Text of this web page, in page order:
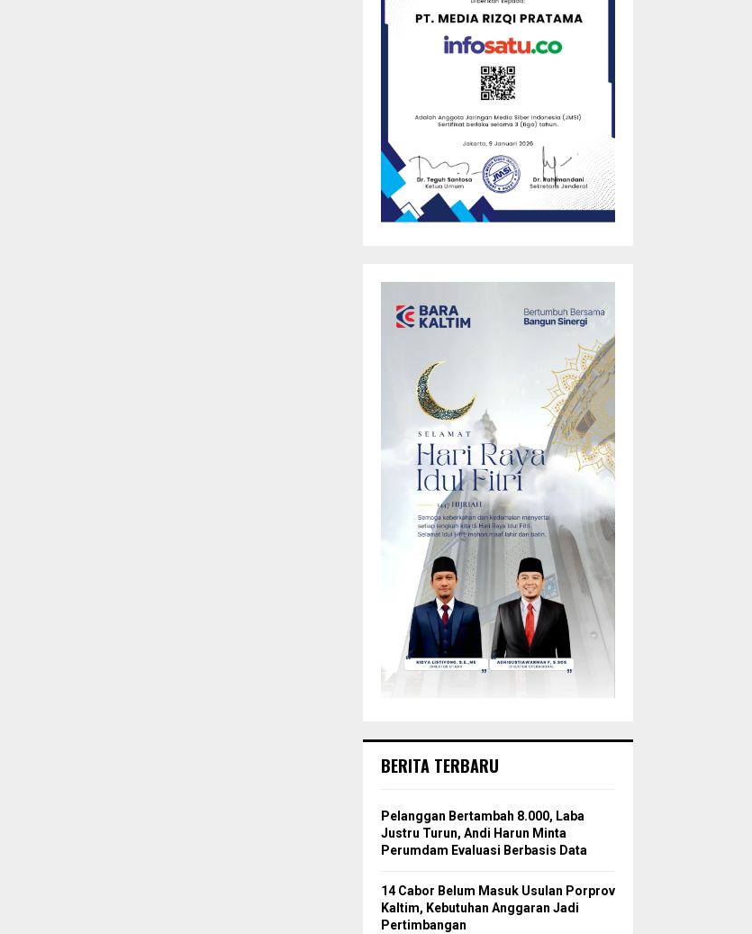
BERITA TERBARU
Pelanggan Bertambah 8.000, Laba
Justru Turun, Andi Harun Minta
Perumdam Evaluasi Berbasis Data
14 Cabor Belum Masuk Usulan Porprov
Kaltim, Kebutuhan Anggaran Jadi
Pertimbangan